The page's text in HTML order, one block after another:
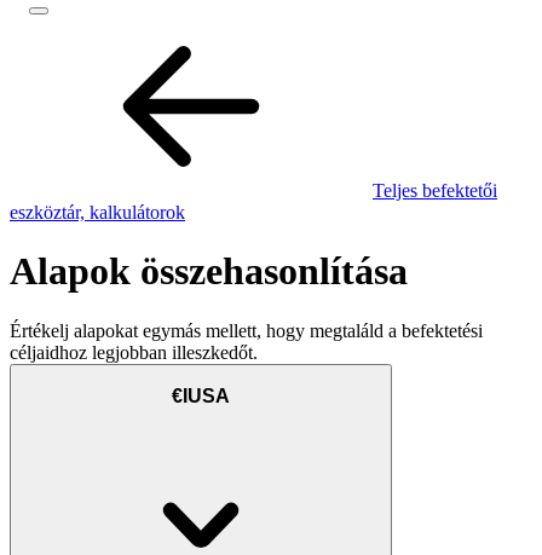
Teljes befektetői
eszköztár, kalkulátorok
Alapok összehasonlítása
Értékelj alapokat egymás mellett, hogy megtaláld a befektetési
céljaidhoz legjobban illeszkedőt.
€IUSA